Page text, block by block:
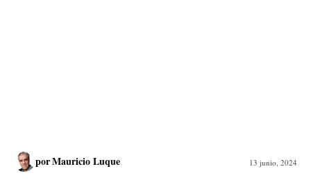
porMauricio Luque 13 junio, 2024